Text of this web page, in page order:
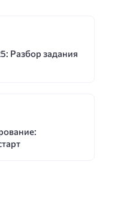
Разбор задания